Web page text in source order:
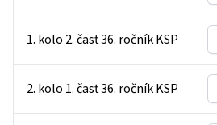
1. kolo 2. časť 36. ročník KSP
2. kolo 1. časť 36. ročník KSP